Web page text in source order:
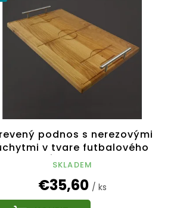
podnos s nerezovými
v tvare futbalového
ihriska, dĺžka 46 cm, český
SKLADEM
€35,60 / ks